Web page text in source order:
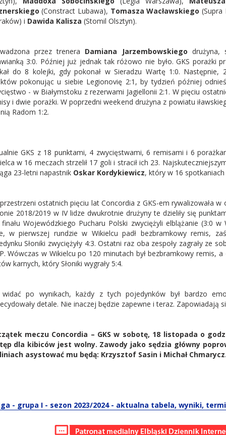
(Constract Lubawa), Tomasza Wacławskiego
i Dawida Kalisza (Stomil Olsztyn).
przez trenera Damiana Jarzembowskiego drużyna,
3:0. Później już jednak tak różowo nie było. GKS porażki
do 8 kolejki, gdy pokonał w Sieradzu Wartę 1:0. Następnie,
pokonując u siebie Legionovię 2:1, by tydzień później
- w Białymstoku z rezerwami Jagiellonii 2:1. W pięciu
i dwie porażki. W poprzedni weekend drużyna z powiatu
Radom 1:2.
GKS z 18 punktami, 4 zwycięstwami, 6 remisami i 6
w 16 meczach strzelił 17 goli i stracił ich 23.
23-letni napastnik Oskar Kordykiewicz, który w 16 spotkaniach
ostatnich pięciu lat Concordia z GKS-em rywalizowała
2018/2019 w IV lidze dwukrotnie drużyny te dzieliły się
Wojewódzkiego Pucharu Polski zwyciężyli elblążanie (3:0
w pierwszej rundzie w Wikielcu padł bezbramkowy remis,
Słoniki zwyciężyły 4:3. Ostatni raz oba zespoły zagrały ze
Wówczas w Wikielcu po 120 minutach był bezbramkowy remis,
karnych, który Słoniki wygrały 5:4.
widać po wynikach, każdy z tych pojedynków był bardzo
detale. Nie inaczej będzie zapewne i teraz. Zapowiadają
meczu Concordia – GKS w sobotę, 18 listopada o
dla kibiców jest wolny. Zawody jako sędzia główny
asystować mu będą: Krzysztof Sasin i Michał
- grupa I - sezon 2023/2024 - aktualna tabela, wyniki,